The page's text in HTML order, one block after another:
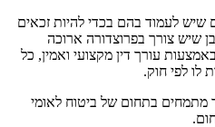
שיש לעמוד בהם בכדי להיות זכאים
שיש צורך בפרוצדורה ארוכה
עורך דין מקצועי ואמין, כל
לו לפי חוק.
מתמחים בתחום של ביטוח לאומי